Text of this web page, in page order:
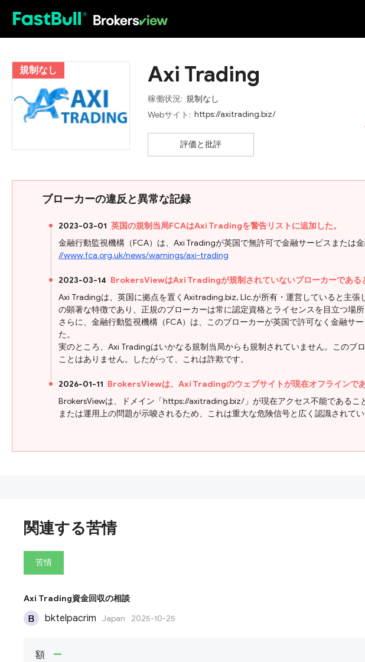
規制なし Axi Trading
稼働状況: 規制なし
Webサイト: https://axitrading.biz/
評価と批評
ブローカーの違反と異常な記録
2023-03-01 英国の規制当局FCAはAxi Tradingを警告リストに追加した。
金融行動監視機構（FCA）は、Axi Tradingが英国で無許可で金融サービスまた
//www.fca.org.uk/news/warnings/axi-trading
2023-03-14 BrokersViewはAxi Tradingが規制されていないブローカーである
Axi Tradingは、英国に拠点を置くAxitrading.biz, Llc.が所有・運営していると主
の顕著な特徴であり、正規のブローカーは常に認定資格とライセンスを目立つ場所
さらに、金融行動監視機構（FCA）は、このブローカーが英国で許可なく金融サ
た。
実のところ、Axi Tradingはいかなる規制当局からも規制されていません。この
ことはありません。したがって、これは詐欺です。
2026-01-11 BrokersViewは、Axi Tradingのウェブサイトが現在オフラインであ
BrokersViewは、ドメイン「https://axitrading.biz/」が現在アクセス不能である
または運用上の問題が示唆されるため、これは重大な危険信号と広く認識されてい
関連する苦情
苦情
Axi Trading資金回収の相談
bktelpacrim Japan 2025-10-25
額 --